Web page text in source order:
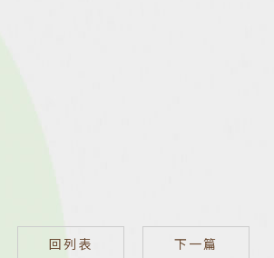
回列表 下一篇